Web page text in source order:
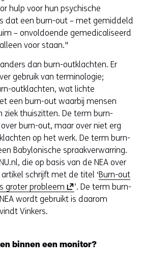
hulp voor hun psychische
dat een burn-out – met gemiddeld
– onvoldoende gemedicaliseerd
voor staan."
dan burn-outklachten. Er
gebruik van terminologie;
outklachten, wat lichte
een burn-out waarbij mensen
thuiszitten. De term burn-
burn-out, maar over niet erg
op het werk. De term burn-
Babylonische spraakverwarring.
die op basis van de NEA over
schrijft met de titel ‘Burn-out
groter probleem (
o
t
’. De term burn-
wordt gebruikt is daarom
Vinkers.
binnen een monitor?